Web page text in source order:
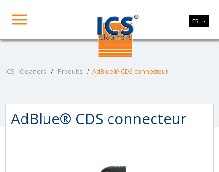
FR
ICS - Cleaners / Produits /AdBlue® CDS connecteur
AdBlue® CDS connecteur